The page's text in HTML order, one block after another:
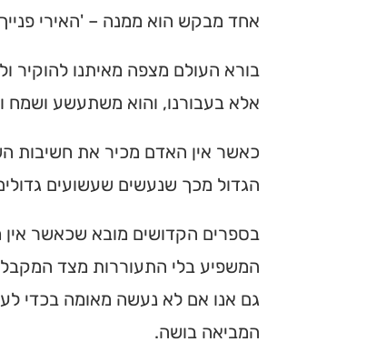
אחד מבקש הוא ממנה – 'האירי
בורא העולם מצפה מאיתנו להוקיר
אלא בעבורנו, והוא משתעשע ושמח
כאשר אין האדם מכיר את חשיבות
הגדול מכך שנעשים שעשועים
בספרים הקדושים מובא שכאשר
המשפיע בלי התעוררות מצד
גם אנו אם לא נעשה מאומה בכדי
המביאה בושה.